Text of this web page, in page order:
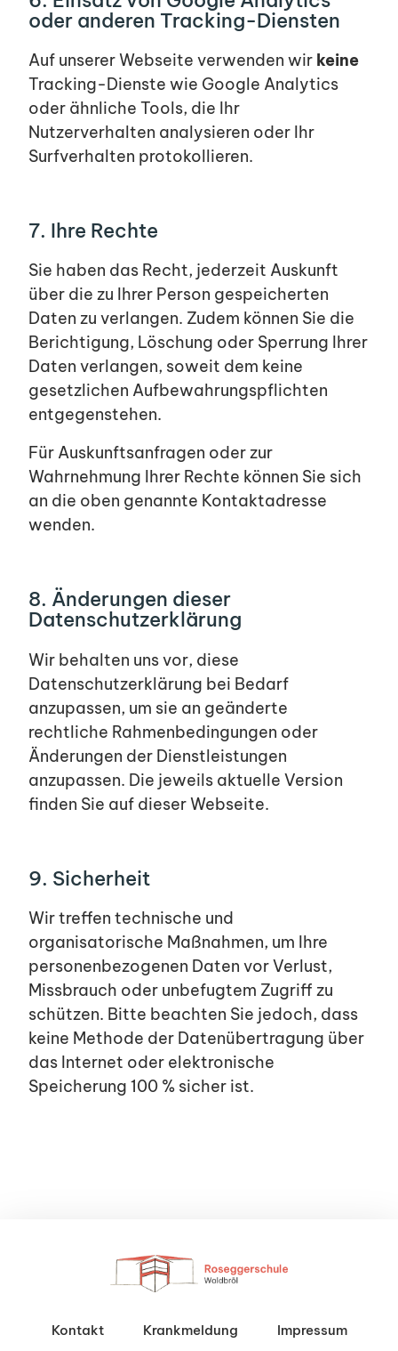
oder anderen Tracking-Diensten
Auf unserer Webseite verwenden wir keine
Tracking-Dienste wie Google Analytics
oder ähnliche Tools, die Ihr
Nutzerverhalten analysieren oder Ihr
Surfverhalten protokollieren.
7. Ihre Rechte
Sie haben das Recht, jederzeit Auskunft
über die zu Ihrer Person gespeicherten
Daten zu verlangen. Zudem können Sie die
Berichtigung, Löschung oder Sperrung Ihrer
Daten verlangen, soweit dem keine
gesetzlichen Aufbewahrungspflichten
entgegenstehen.
Für Auskunftsanfragen oder zur
Wahrnehmung Ihrer Rechte können Sie sich
an die oben genannte Kontaktadresse
wenden.
8. Änderungen dieser
Datenschutzerklärung
Wir behalten uns vor, diese
Datenschutzerklärung bei Bedarf
anzupassen, um sie an geänderte
rechtliche Rahmenbedingungen oder
Änderungen der Dienstleistungen
anzupassen. Die jeweils aktuelle Version
finden Sie auf dieser Webseite.
9. Sicherheit
Wir treffen technische und
organisatorische Maßnahmen, um Ihre
personenbezogenen Daten vor Verlust,
Missbrauch oder unbefugtem Zugriff zu
schützen. Bitte beachten Sie jedoch, dass
keine Methode der Datenübertragung über
das Internet oder elektronische
Speicherung 100 % sicher ist.
Kontakt Krankmeldung Impressum